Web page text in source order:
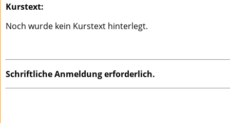
Kurstext:
Noch wurde kein Kurstext hinterlegt.
Schriftliche Anmeldung erforderlich.